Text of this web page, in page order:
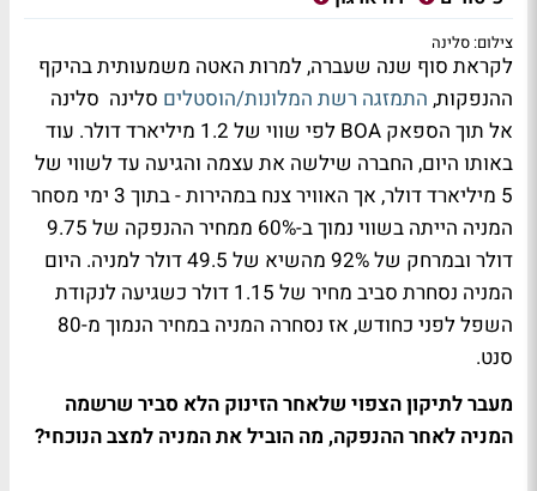
צילום: סלינה
לקראת סוף שנה שעברה, למרות האטה משמעותית בהיקף
ההנפקות, התמזגה רשת המלונות/הוסטלים סלינה סלינה
אל תוך הספאק BOA לפי שווי של 1.2 מיליארד דולר. עוד
באותו היום, החברה שילשה את עצמה והגיעה עד לשווי של
5 מיליארד דולר, אך האוויר צנח במהירות - בתוך 3 ימי מסחר
המניה הייתה בשווי נמוך ב-60% ממחיר ההנפקה של 9.75
דולר ובמרחק של 92% מהשיא של 49.5 דולר למניה. היום
המניה נסחרת סביב מחיר של 1.15 דולר כשגיעה לנקודת
השפל לפני כחודש, אז נסחרה המניה במחיר הנמוך מ-80
סנט.
מעבר לתיקון הצפוי שלאחר הזינוק הלא סביר שרשמה
המניה לאחר ההנפקה, מה הוביל את המניה למצב הנוכחי?